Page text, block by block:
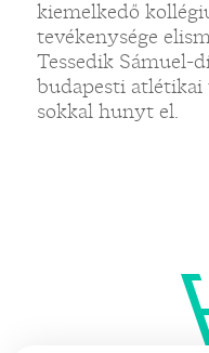
kiemelkedő
tevékenysége
Tessedik Sámuel-
budapesti
sokkal hunyt el.